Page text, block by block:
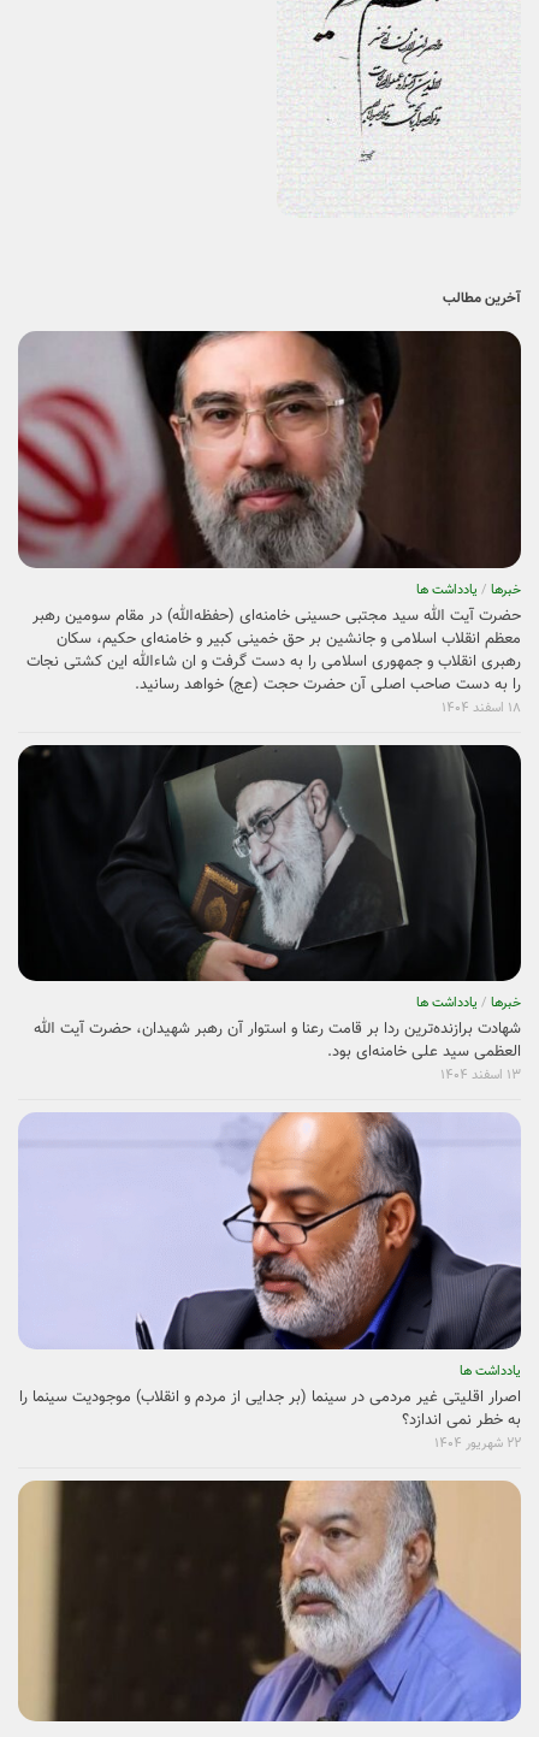
آخرین مطالب
خبرها / یادداشت ها
حضرت آیت الله سید مجتبی حسینی خامنه‌ای (حفظه‌الله) در مقام سومین رهبر
معظم انقلاب اسلامی و جانشین بر حق خمینی کبیر و خامنه‌ای حکیم، سکان
رهبری انقلاب و جمهوری اسلامی را به دست گرفت و ان شاءالله این کشتی نجات
را به دست صاحب اصلی آن حضرت حجت (عج) خواهد رسانید.
۱۸ اسفند ۱۴۰۴
خبرها / یادداشت ها
شهادت برازنده‌ترین ردا بر قامت رعنا و استوار آن رهبر شهیدان، حضرت آیت الله
العظمی سید علی خامنه‌ای بود.
۱۳ اسفند ۱۴۰۴
یادداشت ها
اصرار اقلیتی غیر مردمی در سینما (بر جدایی از مردم و انقلاب) موجودیت سینما را
به خطر نمی ­اندازد؟
۲۲ شهریور ۱۴۰۴